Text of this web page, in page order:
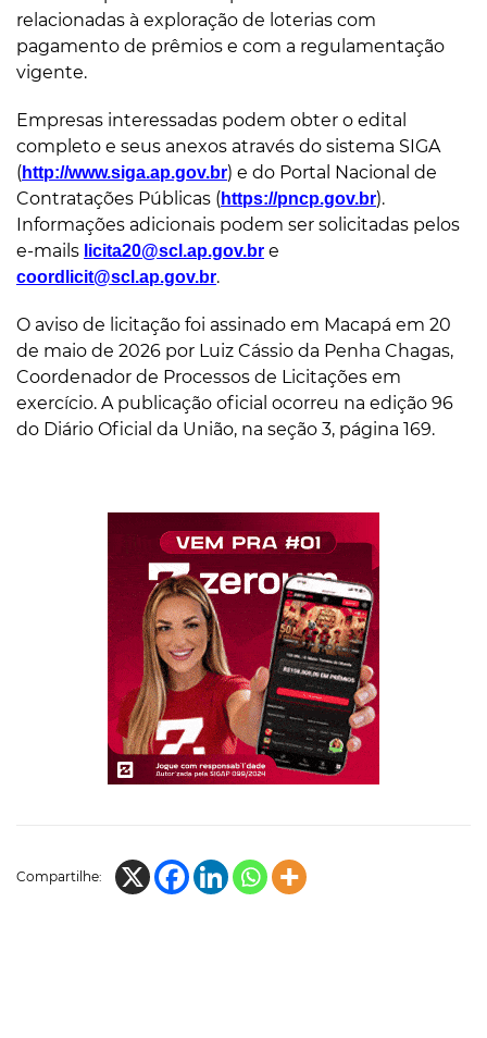
relacionadas à exploração de loterias com
pagamento de prêmios e com a regulamentação
vigente.
Empresas interessadas podem obter o edital
completo e seus anexos através do sistema SIGA
(http://www.siga.ap.gov.br) e do Portal Nacional de
Contratações Públicas (https://pncp.gov.br).
Informações adicionais podem ser solicitadas pelos
e-mails licita20@scl.ap.gov.br e
coordlicit@scl.ap.gov.br.
O aviso de licitação foi assinado em Macapá em 20
de maio de 2026 por Luiz Cássio da Penha Chagas,
Coordenador de Processos de Licitações em
exercício. A publicação oficial ocorreu na edição 96
do Diário Oficial da União, na seção 3, página 169.
Compartilhe: